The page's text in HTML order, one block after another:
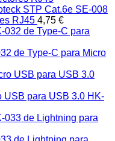
STP Cat.6e SE-008
RJ45 4,75 €
de Type-C para Micro
USB para USB 3.0 HK-